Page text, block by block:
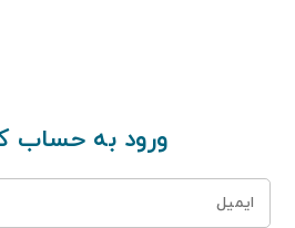
ورود به حساب
ایمیل